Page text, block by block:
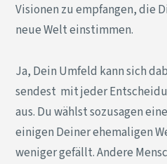
Visionen zu empfangen, die
neue Welt einstimmen.
Ja, Dein Umfeld kann sich
sendest mit jeder
aus. Du wählst sozusagen
einigen Deiner ehemaligen
weniger gefällt. Andere